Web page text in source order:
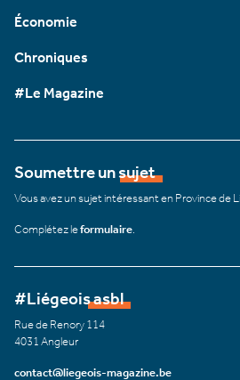
Économie
Chroniques
#Le Magazine
Soumettre un sujet
Vous avez un sujet intéressant en Province de
Complétez leformulaire
#Liégeois asbl
Rue de Renory 114
4031 Angleur
contact@liegeois-magazine.be